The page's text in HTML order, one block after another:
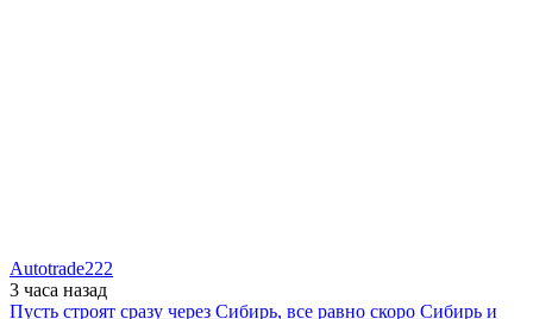
Autotrade222
3 часа назад
Пусть строят сразу через Сибирь, все равно скоро Сибирь и